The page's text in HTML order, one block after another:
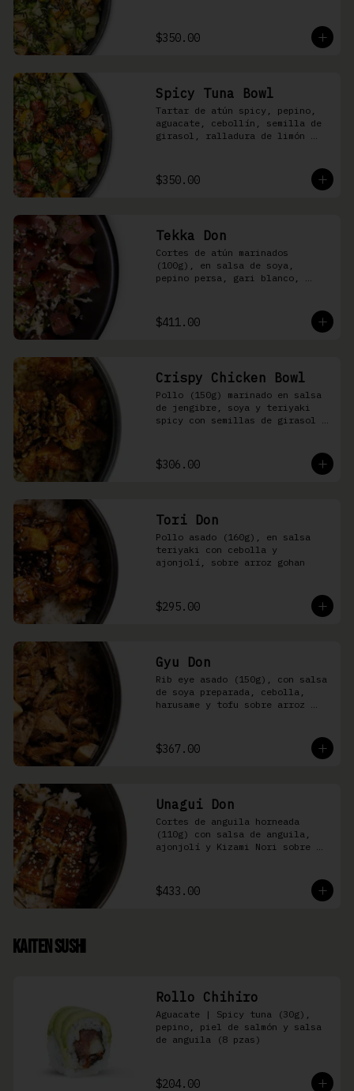
shari
$350.00
Spicy Tuna Bowl
Tartar de atún spicy, pepino,
aguacate, cebollín, semilla de
girasol, ralladura de limón
$350.00
Tekka Don
Cortes de atún marinados
(100g), en salsa de soya,
pepino persa, gari blanco,
$411.00
Crispy Chicken Bowl
Pollo (150g) marinado en salsa
de jengibre, soya y teriyaki
spicy con semillas de girasol y
$306.00
Tori Don
Pollo asado (160g), en salsa
teriyaki con cebolla y
ajonjolí, sobre arroz gohan
$295.00
Gyu Don
Rib eye asado (150g), con salsa
de soya preparada, cebolla,
harusame y tofu sobre arroz
$367.00
Unagui Don
Cortes de anguila horneada
(110g) con salsa de anguila,
ajonjolí y Kizami Nori sobre
$433.00
Kaiten Sushi
Rollo Chihiro
Aguacate | Spicy tuna (30g),
pepino, piel de salmón y salsa
de anguila (8 pzas)
$204.00